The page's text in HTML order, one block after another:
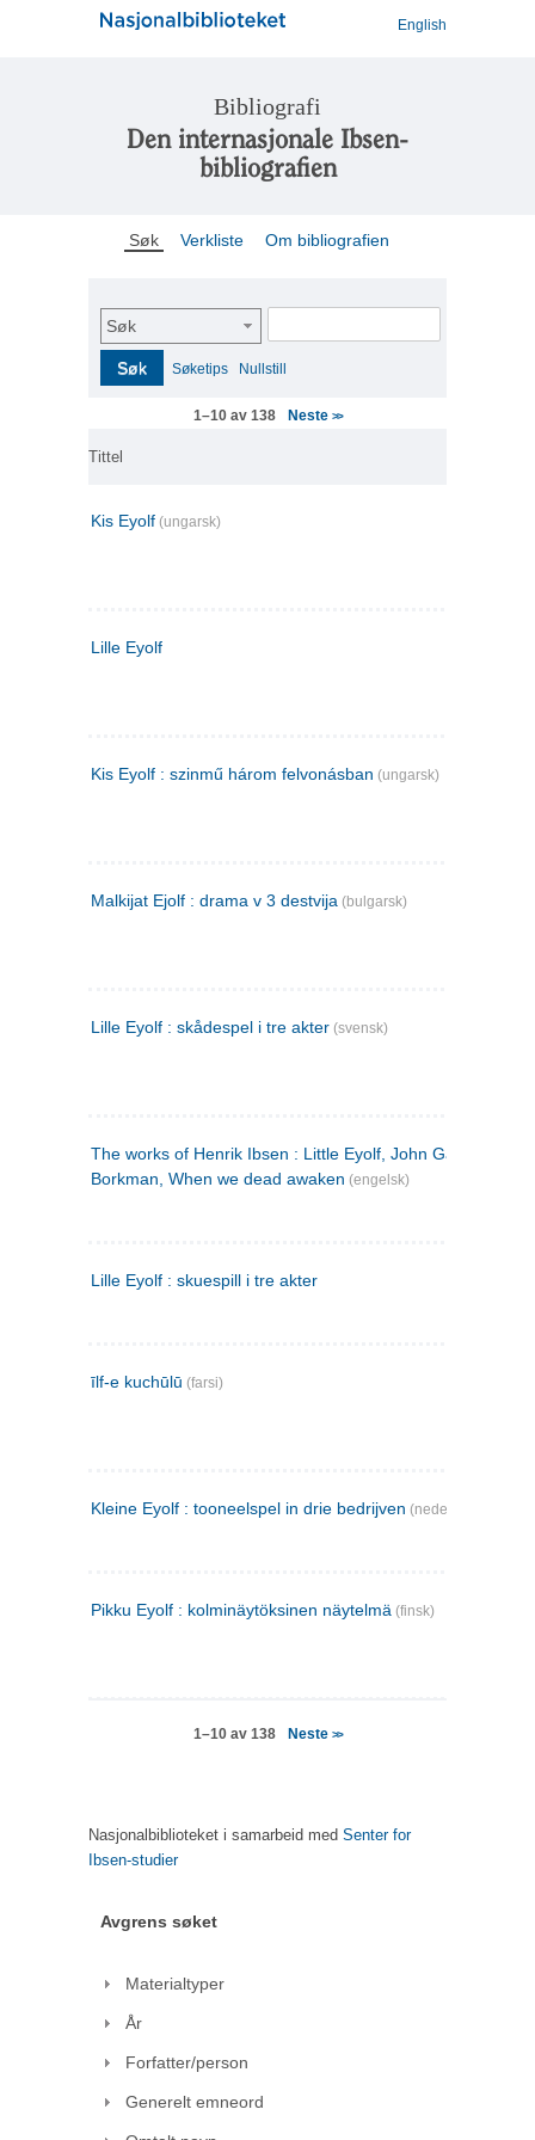
English
Bibliografi
Den internasjonale Ibsen-
bibliografien
Søk Verkliste Om bibliografien
Søk
Søk Søketips Nullstill
1–10 av 138 Neste >>
Tittel
Kis Eyolf (ungarsk)
Lille Eyolf
Kis Eyolf : szinmű három felvonásban (ungarsk)
Malkijat Ejolf : drama v 3 destvija (bulgarsk)
Lille Eyolf : skådespel i tre akter (svensk)
The works of Henrik Ibsen : Little Eyolf, John Gabriel
Borkman, When we dead awaken (engelsk)
Lille Eyolf : skuespill i tre akter
īlf-e kuchūlū (farsi)
Kleine Eyolf : tooneelspel in drie bedrijven (nederlandsk)
Pikku Eyolf : kolminäytöksinen näytelmä (finsk)
1–10 av 138 Neste >>
Nasjonalbiblioteket i samarbeid med Senter for
Ibsen-studier
Avgrens søket
Materialtyper
År
Forfatter/person
Generelt emneord